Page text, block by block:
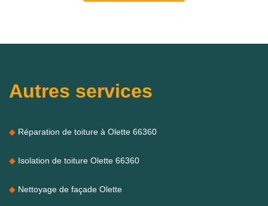
Autres services
Réparation de toiture à Olette 66360
Isolation de toiture Olette 66360
Nettoyage de façade Olette